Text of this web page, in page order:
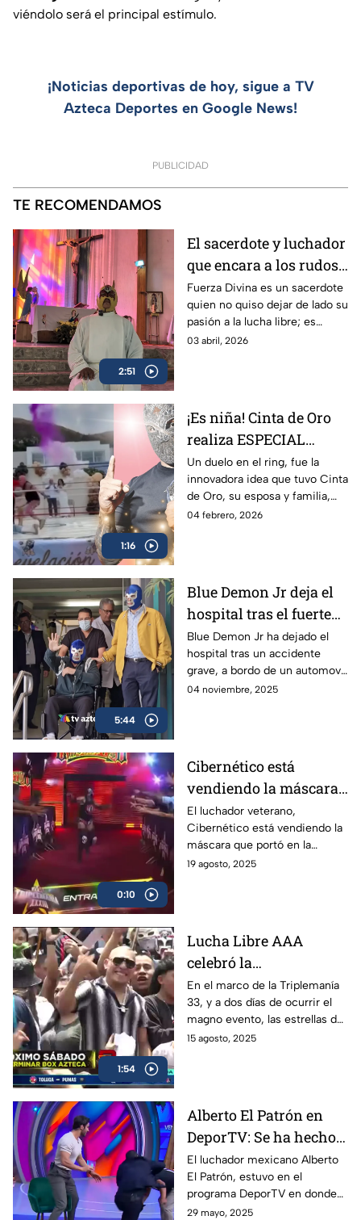
viéndolo será el principal estímulo.
¡Noticias deportivas de hoy, sigue a TV
Azteca Deportes en Google News!
PUBLICIDAD
TE RECOMENDAMOS
2:51
El sacerdote y luchador
que encara a los rudos
y al pecado: Fuerza
Divina
Fuerza Divina es un sacerdote
quien no quiso dejar de lado su
pasión a la lucha libre; es
profesional de este deporte y
03 abril, 2026
1:16
¡Es niña! Cinta de Oro
realiza ESPECIAL
revelación de género
en un ring de lucha
libre
Un duelo en el ring, fue la
innovadora idea que tuvo Cinta
de Oro, su esposa y familia,
para anunciar y celebrar la
04 febrero, 2026
5:44
Blue Demon Jr deja el
hospital tras el fuerte
accidente
automovilístico
Blue Demon Jr ha dejado el
hospital tras un accidente
grave, a bordo de un automovil
sufrido el 28 de octubre en la
04 noviembre, 2025
0:10
Cibernético está
vendiendo la máscara
que usó en Triplemanía
33
El luchador veterano,
Cibernético está vendiendo la
máscara que portó en la
Triplemanía 33, en donde
19 agosto, 2025
1:54
Lucha Libre AAA
celebró la
peregrinación 2025,
previo a la Triplemanía
En el marco de la Triplemanía
33, y a dos días de ocurrir el
magno evento, las estrellas de
la AAA celebraron la tradicional
15 agosto, 2025
Alberto El Patrón en
DeporTV: Se ha hecho
todo para poder
regresar a WWE
El luchador mexicano Alberto
El Patrón, estuvo en el
programa DeporTV en donde
habló de su presente como
29 mayo, 2025